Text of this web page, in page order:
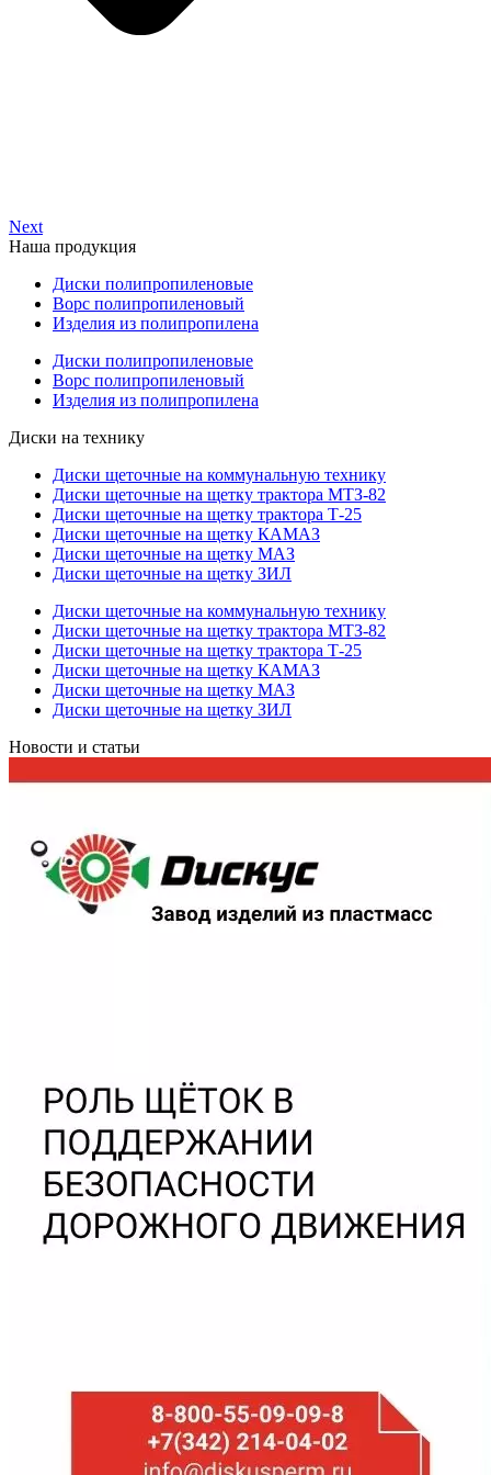
Next
Наша продукция
Диски полипропиленовые
Ворс полипропиленовый
Изделия из полипропилена
Диски полипропиленовые
Ворс полипропиленовый
Изделия из полипропилена
Диски на технику
Диски щеточные на коммунальную технику
Диски щеточные на щетку трактора МТЗ-82
Диски щеточные на щетку трактора Т-25
Диски щеточные на щетку КАМАЗ
Диски щеточные на щетку МАЗ
Диски щеточные на щетку ЗИЛ
Диски щеточные на коммунальную технику
Диски щеточные на щетку трактора МТЗ-82
Диски щеточные на щетку трактора Т-25
Диски щеточные на щетку КАМАЗ
Диски щеточные на щетку МАЗ
Диски щеточные на щетку ЗИЛ
Новости и статьи